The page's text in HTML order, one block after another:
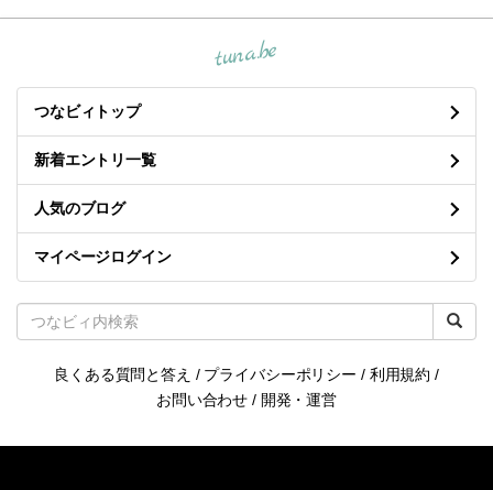
tuna.be
つなビィトップ
新着エントリ一覧
人気のブログ
マイページログイン
良くある質問と答え / プライバシーポリシー / 利用規約 /
お問い合わせ / 開発・運営